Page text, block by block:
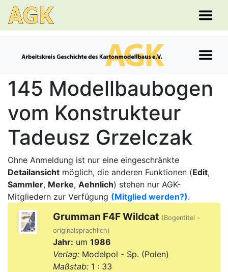
145 Modellbaubogen
vom Konstrukteur
Tadeusz Grzelczak
Ohne Anmeldung ist nur eine eingeschränkte
Detailansicht möglich, die anderen Funktionen (Edit,
Sammler, Merke, Aehnlich) stehen nur AGK-
Mitgliedern zur Verfügung (Mitglied werden?).
Grumman F4F Wildcat (Bogentitel -
originalsprachlich)
Jahr: um 1986
Verlag:Modelpol - Sp. (Polen)
Maßstab:1 : 33